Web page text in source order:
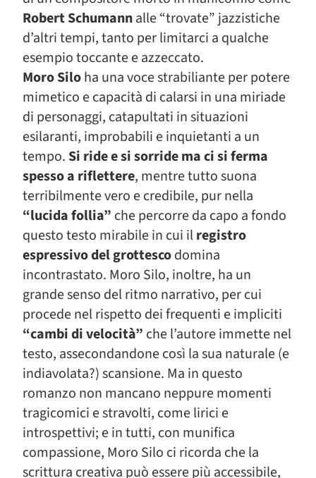
Robert Schumannalle “trovate” jazzistiche
d’altri tempi, tanto per limitarci a qualche
esempio toccante e azzeccato.
Moro Siloha una voce strabiliante per potere
mimetico e capacità di calarsi in una miriade
di personaggi, catapultati in situazioni
esilaranti, improbabili e inquietanti a un
tempo. Si ride e si sorride ma ci si ferma
spesso a riflettere, mentre tutto suona
terribilmente vero e credibile, pur nella
“lucida follia” che percorre da capo a fondo
questo testo mirabile in cui ilregistro
espressivo del grottescodomina
incontrastato. Moro Silo, inoltre, ha un
grande senso del ritmo narrativo, per cui
procede nel rispetto dei frequenti e impliciti
“cambi di velocità” che l’autore immette nel
testo, assecondandone così la sua naturale (e
indiavolata?) scansione. Ma in questo
romanzo non mancano neppure momenti
tragicomici e stravolti, come lirici e
introspettivi; e in tutti, con munifica
compassione, Moro Silo ci ricorda che la
scrittura creativa può essere più accessibile,